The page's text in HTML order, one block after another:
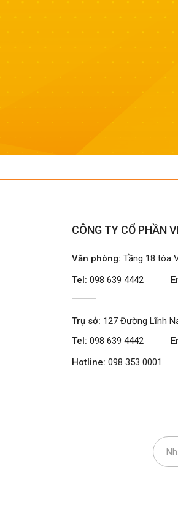
CÔNG TY CỔ PHẦN
Văn phòng: Tầng 18 tòa
Tel: 098 639 4442
Trụ sở: 127 Đường Lĩnh
Tel: 098 639 4442
Hotline: 098 353 0001